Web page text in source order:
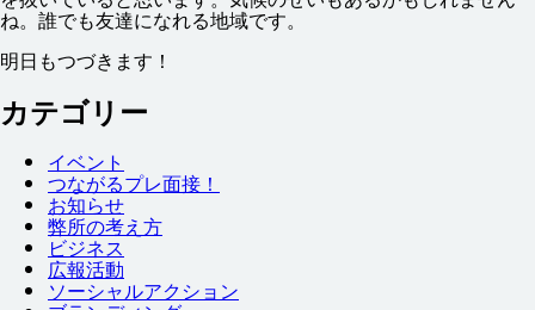
ね。 誰でも友達になれる地域です。
明日 もつづきます！
カテゴリー
イベント
つながるプレ面接 ！
お知らせ
弊所の考え 方
ビジネス
広報活動
ソーシャルアクション